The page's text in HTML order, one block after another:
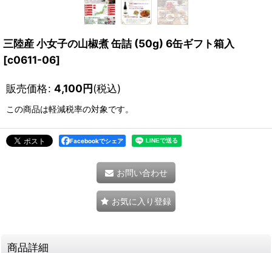
三陸産 小女子の山椒煮 缶詰 (50g) 6缶ギフト箱入
[c0611-06]
販売価格: 4,100円(税込)
この商品は軽減税率の対象です。
Facebookでシェア
お問い合わせ
お気に入り登録
商品詳細